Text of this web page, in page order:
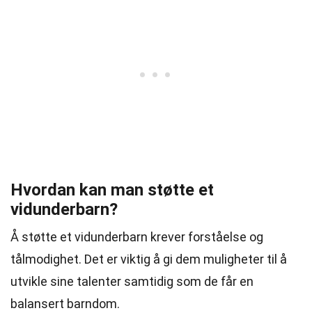
Hvordan kan man støtte et
vidunderbarn?
Å støtte et vidunderbarn krever forståelse og
tålmodighet. Det er viktig å gi dem muligheter til å
utvikle sine talenter samtidig som de får en
balansert barndom.